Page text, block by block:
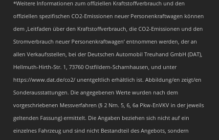
*Weitere Informationen zum offiziellen Kraftstoffverbrauch und den
offiziellen spezifischen CO2-Emissionen neuer Personenkraftwagen können
dem ‚Leitfaden über den Kraftstoffverbrauch, die CO2-Emissionen und den
Stromverbrauch neuer Personenkraftwagen‘ entnommen werden, der an
allen Verkaufsstellen, bei der Deutschen Automobil Treuhand GmbH (DAT),
Hellmuth-Hirth-Str. 1, 73760 Ostfildern-Scharnhausen, und unter
https://www.dat.de/co2/ unentgeltlich erhältlich ist. Abbildung/en zeigt/en
Sonderausstattungen. Die angegebenen Werte wurden nach dem
vorgeschriebenen Messverfahren (§ 2 Nrn. 5, 6, 6a Pkw-EnVKV in der jeweils
geltenden Fassung) ermittelt. Die Angaben beziehen sich nicht auf ein
einzelnes Fahrzeug und sind nicht Bestandteil des Angebots, sondern